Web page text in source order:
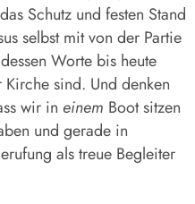
Schutz und festen Stand
selbst mit von der Partie
Worte bis heute
sind. Und denken
wir in einem Boot sitzen
und gerade in
als treue Begleiter